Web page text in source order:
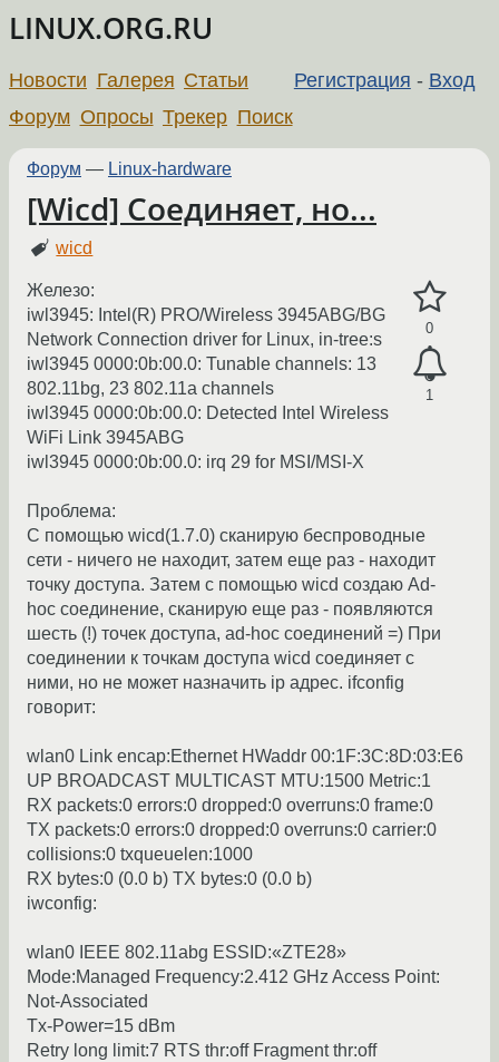
LINUX.ORG.RU
Регистрация - Вход
Новости Галерея Статьи
Форум Опросы Трекер Поиск
Форум — Linux-hardware
[Wicd] Соединяет, но...
wicd
0
1
Железо:
iwl3945: Intel(R) PRO/Wireless 3945ABG/BG
Network Connection driver for Linux, in-tree:s
iwl3945 0000:0b:00.0: Tunable channels: 13
802.11bg, 23 802.11a сhannels
iwl3945 0000:0b:00.0: Detected Intel Wireless
WiFi Link 3945ABG
iwl3945 0000:0b:00.0: irq 29 for MSI/MSI-X
Проблема:
С помощью wicd(1.7.0) сканирую беспроводные
сети - ничего не находит, затем еще раз - находит
точку доступа. Затем с помощью wicd создаю Ad-
hoc соединение, сканирую еще раз - появляются
шесть (!) точек доступа, ad-hoc соединений =) При
соединении к точкам доступа wicd соединяет с
ними, но не может назначить ip адрес. ifconfig
говорит:
wlan0 Link encap:Ethernet HWaddr 00:1F:3C:8D:03:E6
UP BROADCAST MULTICAST MTU:1500 Metric:1
RX packets:0 errors:0 dropped:0 overruns:0 frame:0
TX packets:0 errors:0 dropped:0 overruns:0 carrier:0
collisions:0 txqueuelen:1000
RX bytes:0 (0.0 b) TX bytes:0 (0.0 b)
iwconfig:
wlan0 IEEE 802.11abg ESSID:«ZTE28»
Mode:Managed Frequency:2.412 GHz Access Point:
Not-Associated
Tx-Power=15 dBm
Retry long limit:7 RTS thr:off Fragment thr:off